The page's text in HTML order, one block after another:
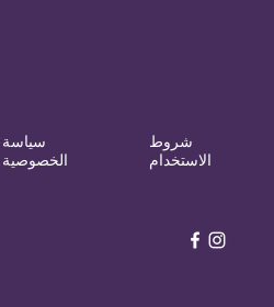
سياسة
الخصوصية
شروط
الاستخدام